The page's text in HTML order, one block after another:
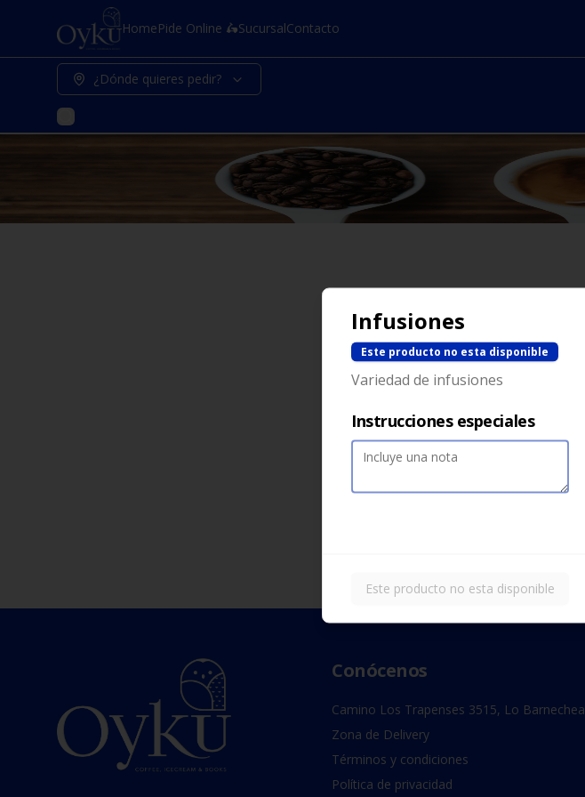
HomePide Online 🛵SucursalContacto
¿Dónde quieres pedir?
Conócenos
Camino Los Trapenses 3515, Lo Barnechea
Zona de Delivery
Términos y condiciones
Política de privacidad
Infusiones
Este producto no esta disponible
Variedad de infusiones
Instrucciones especiales
Este producto no esta disponible